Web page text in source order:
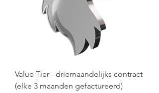
Value Tier - driemaandelijks contract
(elke 3 maanden gefactureerd)